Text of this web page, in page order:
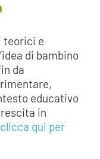
teorici e
di bambino
da
educativo
in
clicca qui per